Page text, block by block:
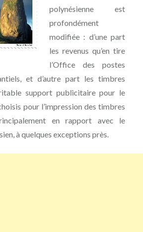
polynésienne est
profondément
modifiée : d’une part
les revenus qu’en tire
l’Office des postes
et d’autre part les timbres
support publicitaire pour le
pour l’impression des timbres
en rapport avec le
à quelques exceptions près.